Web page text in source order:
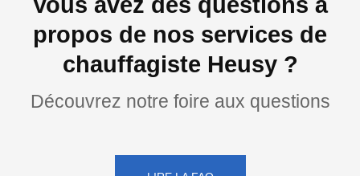
propos de nos services de
chauffagiste Heusy ?
Découvrez notre foire aux questions